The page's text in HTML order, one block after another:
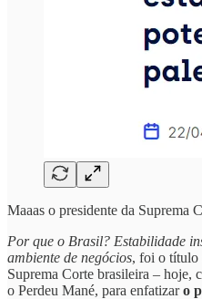
Maaas o presidente da Suprema
Por que o Brasil? Estabilidade
ambiente de negócios, foi o título
Suprema Corte brasileira – hoje,
o Perdeu Mané, para enfatizaro